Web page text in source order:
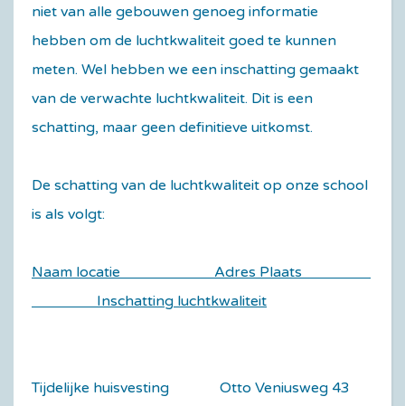
niet van alle gebouwen genoeg informatie
hebben om de luchtkwaliteit goed te kunnen
meten. Wel hebben we een inschatting gemaakt
van de verwachte luchtkwaliteit. Dit is een
schatting, maar geen definitieve uitkomst.
De schatting van de luchtkwaliteit op onze school
is als volgt:
Naam locatie Adres Plaats
Inschatting luchtkwaliteit
Tijdelijke huisvesting Otto Veniusweg 43